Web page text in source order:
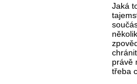
Jaká
právě
třeba